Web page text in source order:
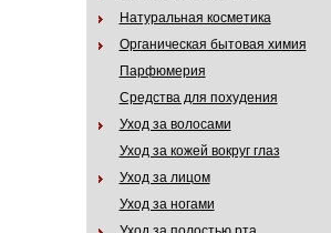
Натуральная косметика
Органическая бытовая химия
Парфюмерия
Средства для похудения
Уход за волосами
Уход за кожей вокруг глаз
Уход за лицом
Уход за ногами